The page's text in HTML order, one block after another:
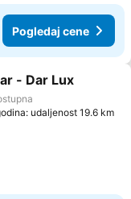
Pogledaj cene
- Dar Lux
udaljenost 19.6 km